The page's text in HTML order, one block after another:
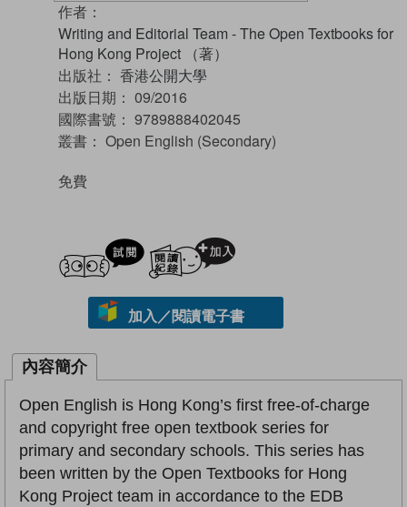
作者：
Writing and Editorial Team - The Open Textbooks for
Hong Kong Project （著）
出版社： 香港公開大學
出版日期： 09/2016
國際書號： 9789888402045
叢書： Open English (Secondary)
免費
試閲
加入／閱讀電子書
內容簡介
Open English is Hong Kong’s first free-of-charge
and copyright free open textbook series for
primary and secondary schools. This series has
been written by the Open Textbooks for Hong
Kong Project team in accordance to the EDB